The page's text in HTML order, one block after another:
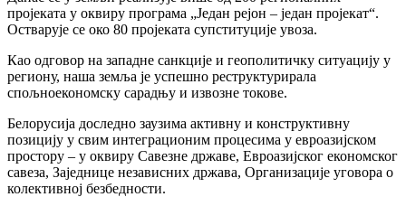
пројеката у оквиру програма „Један рејон – један пројекат“.
Остварује се око 80 пројеката супституције увоза.
Као одговор на западне санкције и геополитичку ситуацију у
региону, наша земља је успешно реструктурирала
спољноекономску сарадњу и извозне токове.
Белорусија доследно заузима активну и конструктивну
позицију у свим интеграционим процесима у евроазијском
простору – у оквиру Савезне државе, Евроазијског економског
савеза, Заједнице независних држава, Организације уговора о
колективној безбедности.